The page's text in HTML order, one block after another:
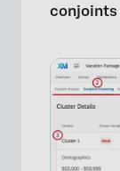
conjoints